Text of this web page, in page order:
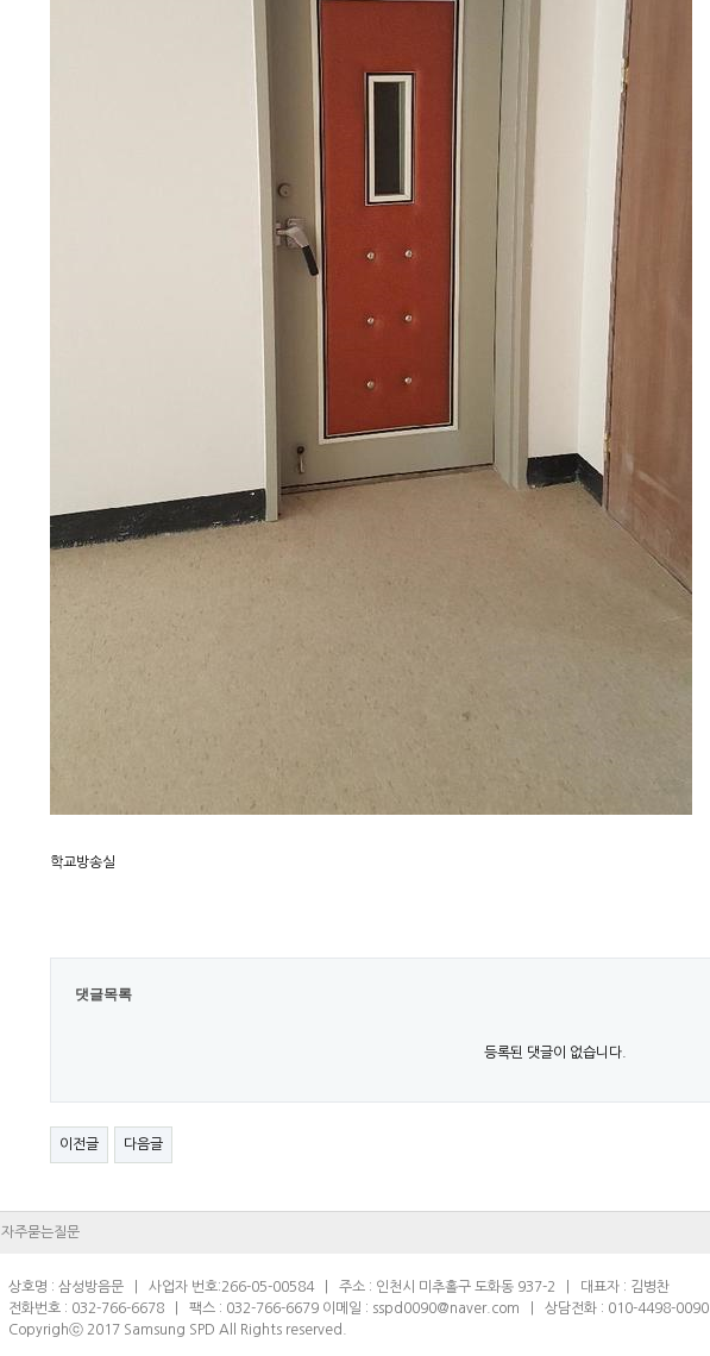
학교방송실
댓글목록
등록된 댓글이 없습니다.
이전글 다음글
자주묻는질문
상호명 : 삼성방음문 | 사업자 번호:266-05-00584 | 주소 : 인천시 미추홀구 도화동 937-2 | 대표자 : 김병찬
전화번호 : 032-766-6678 | 팩스 : 032-766-6679 이메일 : sspd0090@naver.com | 상담전화 : 010-4498-0090
Copyrighⓒ 2017 Samsung SPD All Rights reserved.